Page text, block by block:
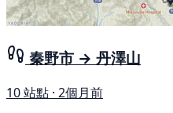
秦野市 → 丹澤山
10 站點 · 2個月前